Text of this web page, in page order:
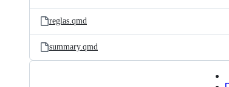
reglas.qmd
summary.qmd